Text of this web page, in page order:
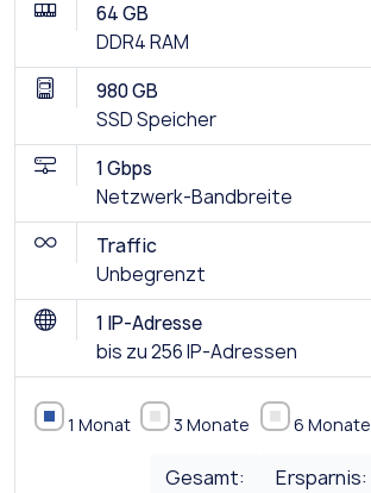
64 GB
DDR4 RAM
980 GB
SSD Speicher
1 Gbps
Netzwerk-Bandbreite
Traffic
Unbegrenzt
1 IP-Adresse
bis zu 256 IP-Adressen
1 Monat 3 Monate 6 Monate
Gesamt:
Ersparnis: